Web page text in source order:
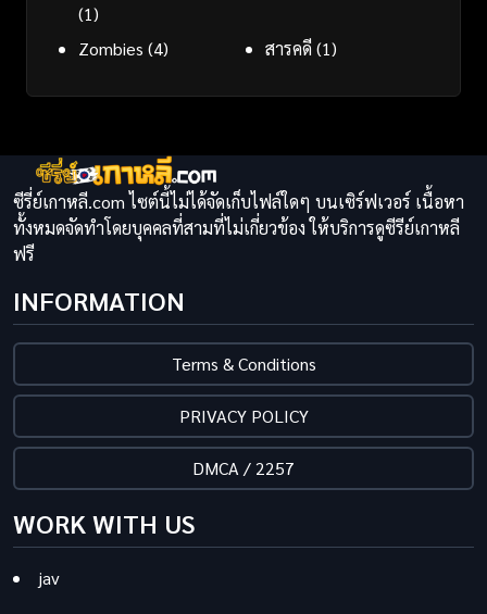
(1)
Zombies (4) สารคดี(1)
ซีรี่ย์เกาหลี.com ไซต์นี้ไม่ได้จัดเก็บไฟล์ใดๆ บนเซิร์ฟเวอร์ เนื้อหา
ทั้งหมดจัดทำโดยบุคคลที่สามที่ไม่เกี่ยวข้อง ให้บริการดูซีรีย์เกาหลี
ฟรี
INFORMATION
Terms & Conditions
PRIVACY POLICY
DMCA / 2257
WORK WITH US
jav